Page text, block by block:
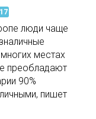
люди чаще
местах
преобладают
90%
пишет